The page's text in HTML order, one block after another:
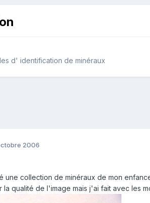
d' identification de minéraux
2006
une collection de minéraux de mon
la qualité de l'image mais j'ai fait avec les